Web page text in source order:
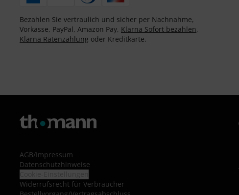
Bezahlen Sie vertraulich und sicher per Nachnahme,
Vorkasse, PayPal, Amazon Pay, Klarna Sofort bezahlen,
Klarna Ratenzahlung oder Kreditkarte.
AGB/Impressum
Datenschutzhinweise
Widerrufsrecht für Verbraucher